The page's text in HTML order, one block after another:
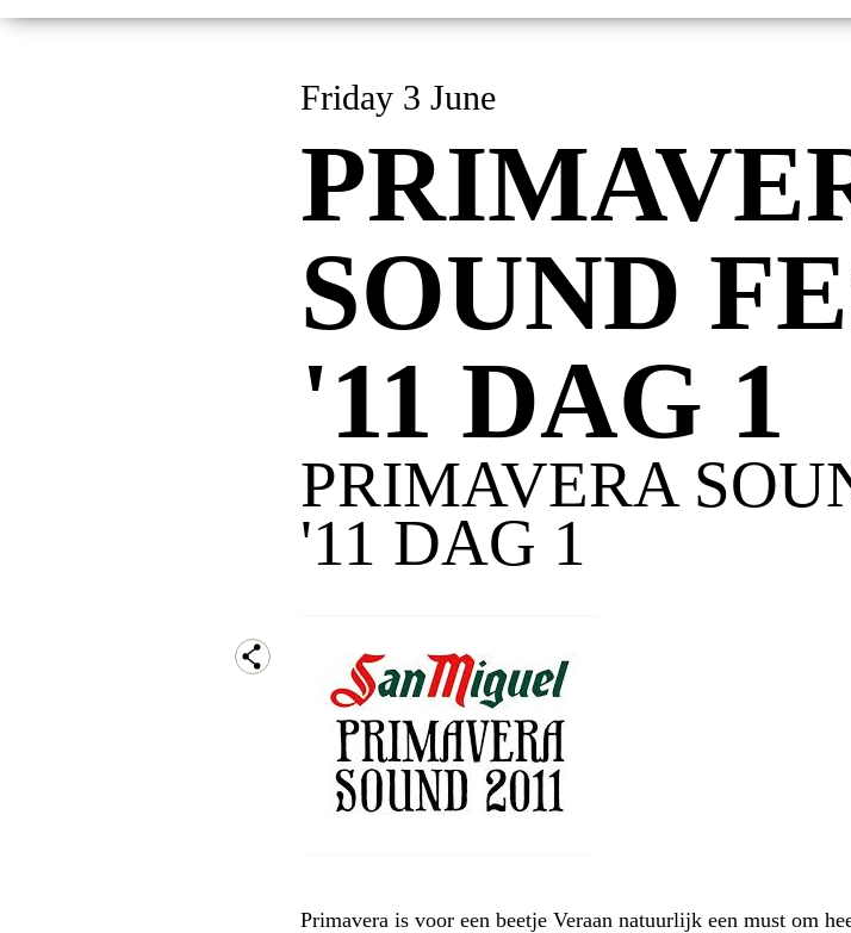
Friday 3 June
SOUND
'11 DAG 1
PRIMAVERA
'11 DAG 1
Primavera is voor een beetje Veraan natuurlijk een must om